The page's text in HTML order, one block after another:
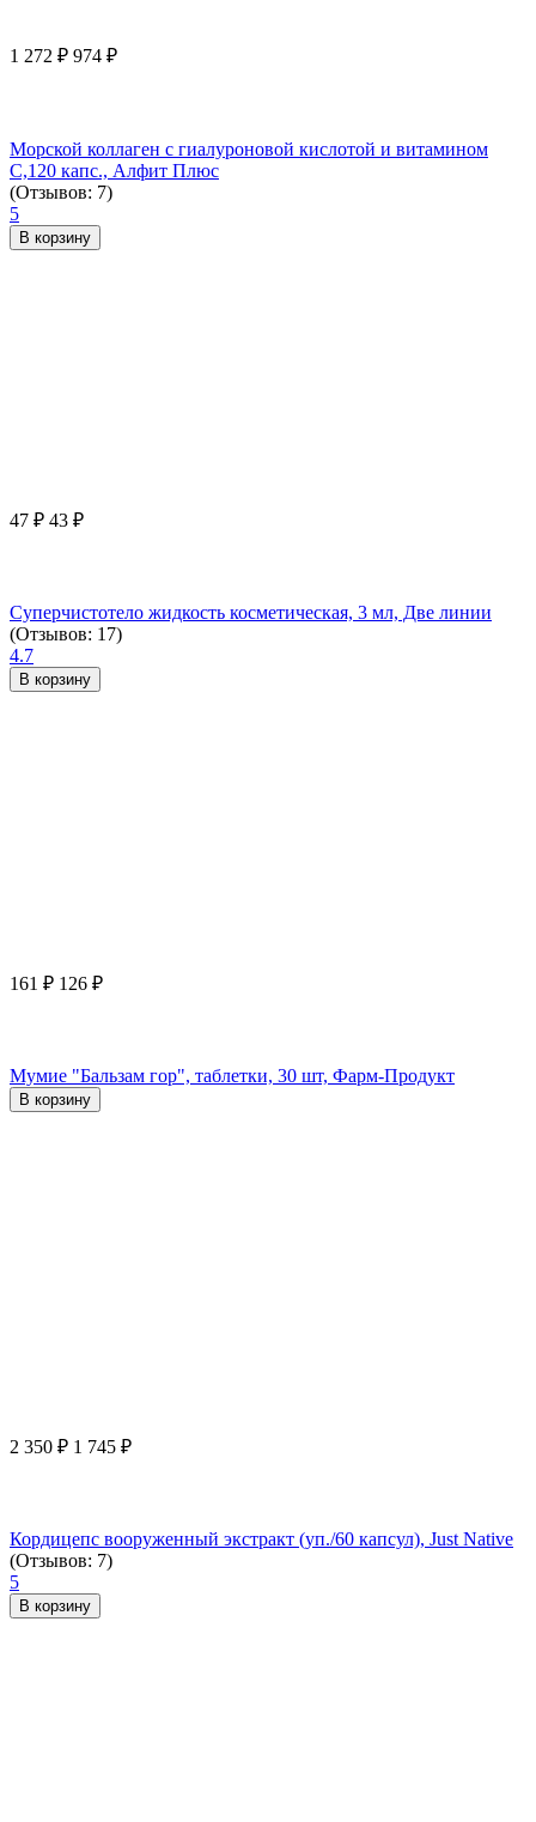
1 272 ₽ 974 ₽
Морской коллаген с гиалуроновой кислотой и витамином
С,120 капс., Алфит Плюс
(Отзывов: 7)
5
В корзину
47 ₽ 43 ₽
Суперчистотело жидкость косметическая, 3 мл, Две линии
(Отзывов: 17)
4.7
В корзину
161 ₽ 126 ₽
Мумие "Бальзам гор", таблетки, 30 шт, Фарм-Продукт
В корзину
2 350 ₽ 1 745 ₽
Кордицепс вооруженный экстракт (уп./60 капсул), Just Native
(Отзывов: 7)
5
В корзину